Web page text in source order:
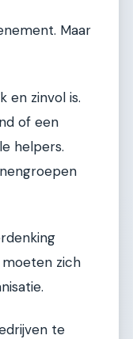
Maar
en zinvol is.
of een
helpers.
zich
te